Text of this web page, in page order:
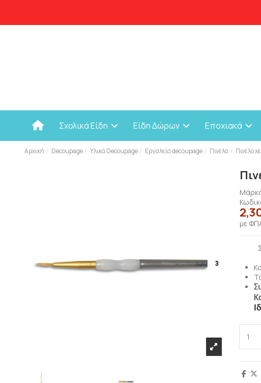
Σχολικά Είδη Είδη Δώρων Εποχιακά
Αρχική Decoupage Υλικά Decoupage Εργαλεία decoupage Πινέλα Πινέλο
με